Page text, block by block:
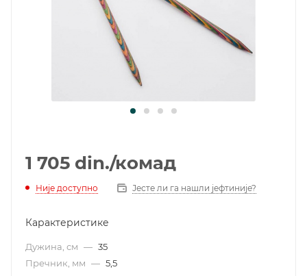
1 705 din./комад
Није доступно Јесте ли га нашли јефтиније?
Карактеристике
Дужина, см — 35
Пречник, мм — 5,5